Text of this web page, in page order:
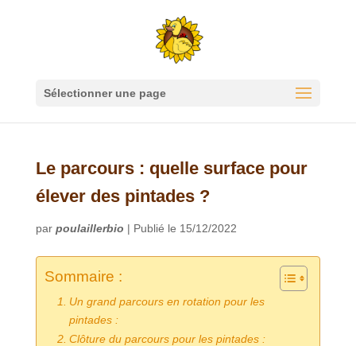
Sélectionner une page
Le parcours : quelle surface pour
élever des pintades ?
par poulaillerbio | Publié le 15/12/2022
Sommaire :
Un grand parcours en rotation pour les
pintades :
Clôture du parcours pour les pintades :